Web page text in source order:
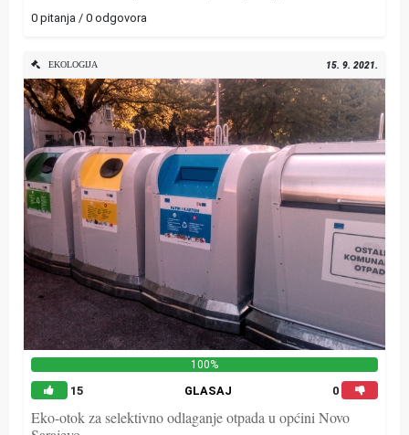
0 pitanja / 0 odgovora
EKOLOGIJA 15. 9. 2021.
100%
15 GLASAJ 0
Eko-otok za selektivno odlaganje otpada u općini Novo